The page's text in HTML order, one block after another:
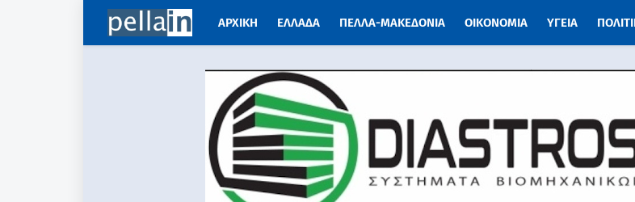
ΑΡΧΙΚΗ ΕΛΛΑΔΑ ΠΕΛΛΑ-ΜΑΚΕΔΟΝΙΑ ΟΙΚΟΝΟΜΙΑ ΥΓΕΙΑ